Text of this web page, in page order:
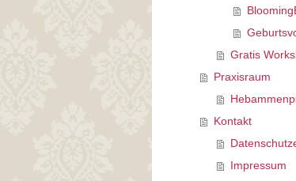
Gratis
Praxisraum
Kontakt
Impressum